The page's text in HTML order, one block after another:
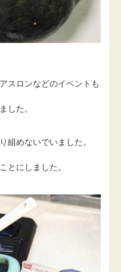
スロンなどのイベントも
した。
組めないでいました。
とにしました。